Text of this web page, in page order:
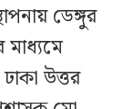
ডেঙ্গুর
মাধ্যমে
উত্তর